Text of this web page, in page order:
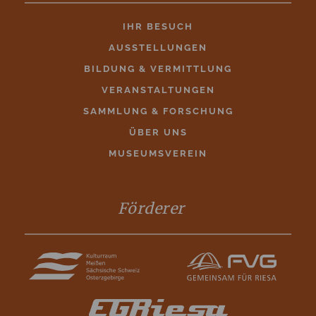
IHR BESUCH
AUSSTELLUNGEN
BILDUNG & VERMITTLUNG
VERANSTALTUNGEN
SAMMLUNG & FORSCHUNG
ÜBER UNS
MUSEUMSVEREIN
Förderer